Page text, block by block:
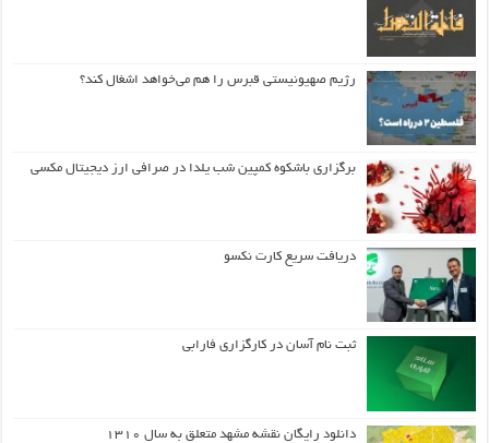
رژیم صهیونیستی قبرس را هم می‌خواهد اشغال کند؟
برگزاری باشکوه کمپین شب یلدا در صرافی ارز دیجیتال مکسی
دریافت سریع کارت نکسو
ثبت نام آسان در کارگزاری فارابی
دانلود رایگان نقشه مشهد متعلق به سال ۱۳۱۰